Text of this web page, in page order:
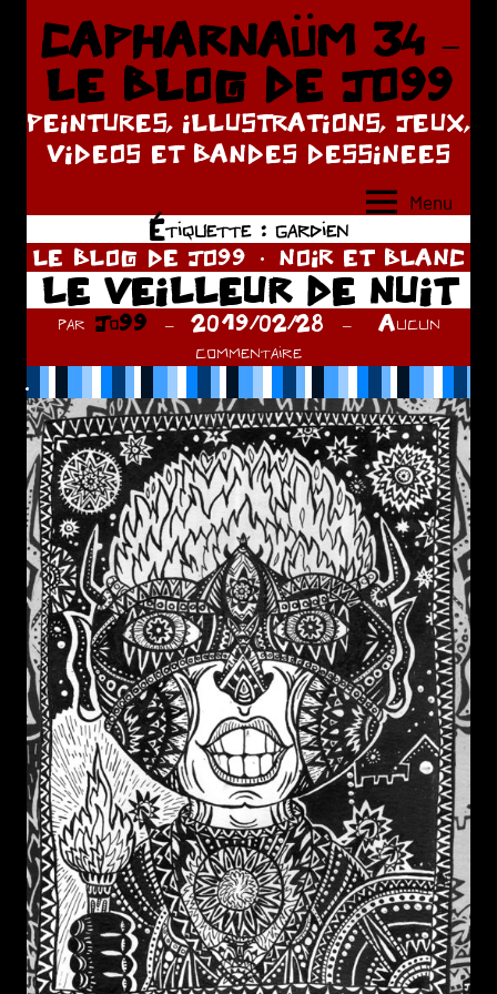
Aller
contenu
CAPHARNAÜM 34 –
LE BLOG DE JO99
PEINTURES, ILLUSTRATIONS, JEUX,
VIDEOS ET BANDES DESSINEES
Menu
Étiquette : gardien
LE BLOG DE JO99 NOIR ET BLANC
LE VEILLEUR DE NUIT
par Jo99 2019/02/28
Aucun
commentaire
.